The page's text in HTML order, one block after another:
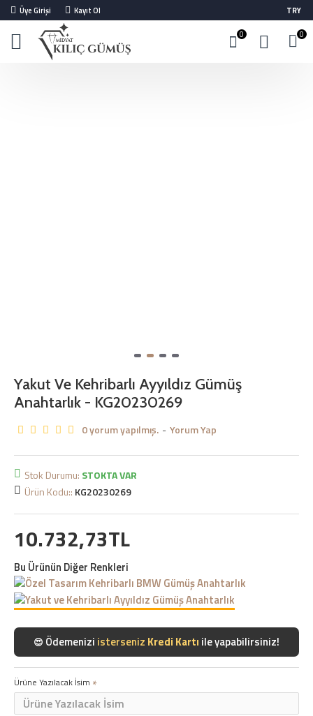
Üye Girişi Kayıt Ol TRY
0 0
Yakut Ve Kehribarlı Ayyıldız Gümüş
Anahtarlık - KG20230269
😍 Ödemenizi isterseniz Kredi Kartı ile yapabilirsiniz!
0 yorum yapılmış. - Yorum Yap
10.732,73TL
Stok Durumu: STOKTA VAR
Ürün Kodu:: KG20230269
Bu Ürünün Diğer Renkleri
Ürüne Yazılacak İsim